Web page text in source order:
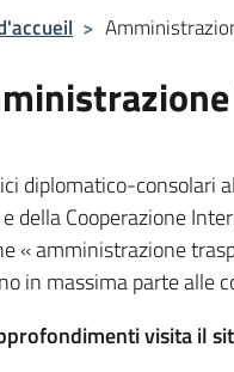
>
diplomatico-consolari
della Cooperazione
« amministrazione
in massima parte alle
visita il